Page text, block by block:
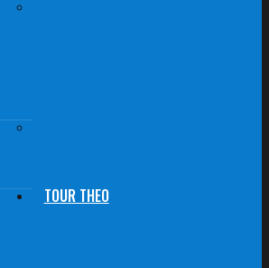
TOUR THEO